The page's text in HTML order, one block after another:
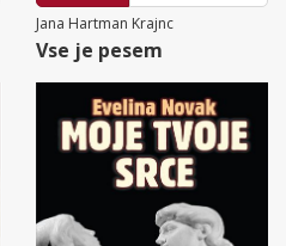
Jana Hartman Krajnc
Vse je pesem